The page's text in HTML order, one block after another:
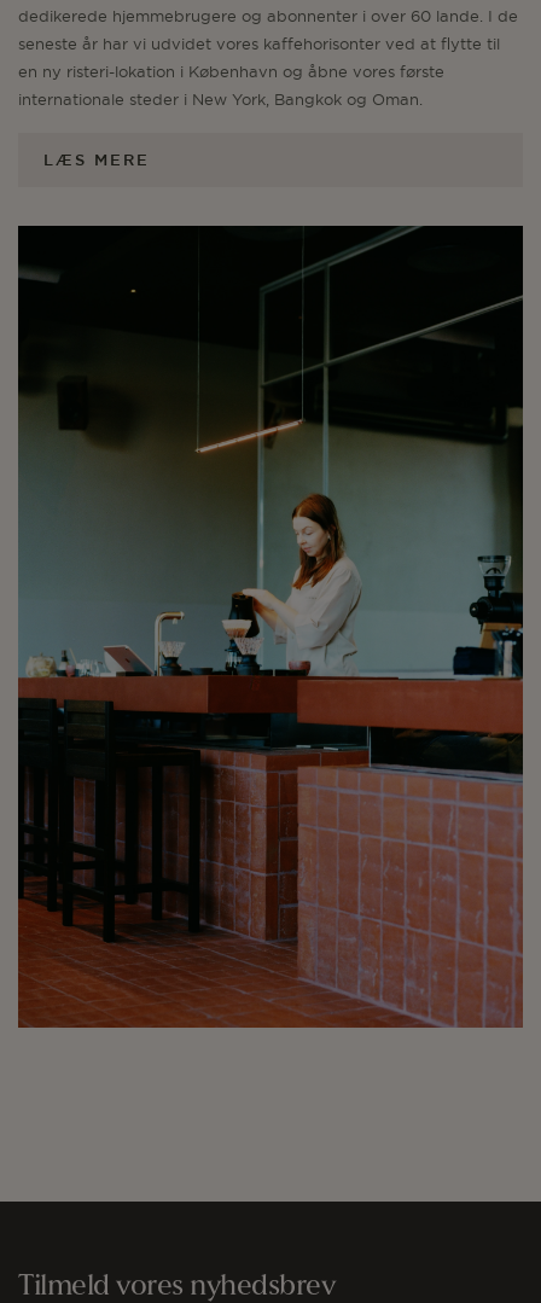
dedikerede hjemmebrugere og abonnenter i over 60 lande. I de
seneste år har vi udvidet vores kaffehorisonter ved at flytte til
en ny risteri-lokation i København og åbne vores første
internationale steder i New York, Bangkok og Oman.
LÆS MERE
Tilmeld vores nyhedsbrev